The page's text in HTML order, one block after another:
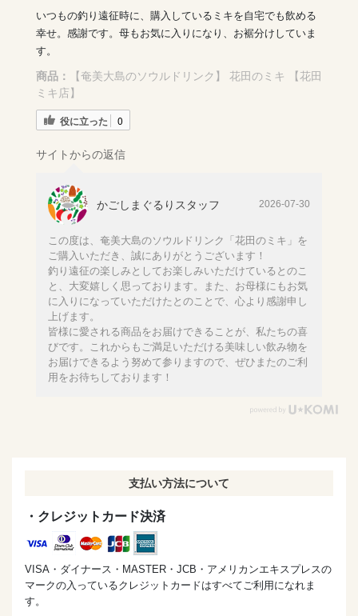
いつもの釣り遠征時に、購入しているミキを自宅でも飲める
幸せ。感謝です。母もお気に入りになり、お裾分けしていま
す。
商品：
【奄美大島のソウルドリンク】 花田のミキ 【花田
ミキ店】
役に立った 0
サイトからの返信
かごしまぐるりスタッフ 2026-07-30
この度は、奄美大島のソウルドリンク「花田のミキ」を
ご購入いただき、誠にありがとうございます！
釣り遠征の楽しみとしてお楽しみいただけているとのこ
と、大変嬉しく思っております。また、お母様にもお気
に入りになっていただけたとのことで、心より感謝申し
上げます。
皆様に愛される商品をお届けできることが、私たちの喜
びです。これからもご満足いただける美味しい飲み物を
お届けできるよう努めて参りますので、ぜひまたのご利
用をお待ちしております！
支払い方法について
・クレジットカード決済
VISA・ダイナース・MASTER・JCB・アメリカンエキスプレスの
マークの入っているクレジットカードはすべてご利用になれま
す。